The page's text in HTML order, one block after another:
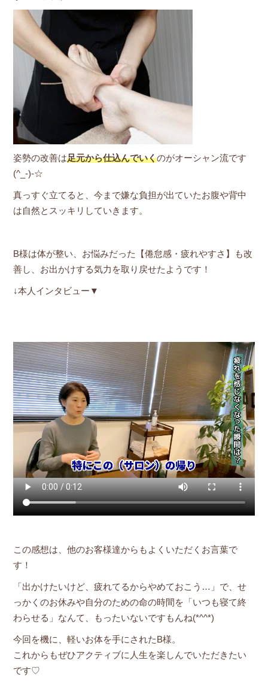
姿勢の改善は足元から仕込んでいくのがオーシャン流です
(^_-)-☆
真っすぐ立てると、今まで嫌な負担が出ていたお腹や背中
は自然とスッキリしていきます。
B様は体が整い、お悩みだった【倦怠感・疲れやすさ】も改
善し、お出かけする気力を取り戻せたようです！
↓本人インタビュー▼
この感想は、他のお客様達からもよくいただくお言葉で
す！
「出かけたいけど、疲れてるからやめておこう…」で、せ
っかくのお休みや自分のための命の時間を「いつも寝て終
わらせる」なんて、もったいないですもんね(*^^*)
今回を機に、軽いお体を手にされたB様。
これからもぜひアクティブに人生を楽しんでいただきたい
です♡